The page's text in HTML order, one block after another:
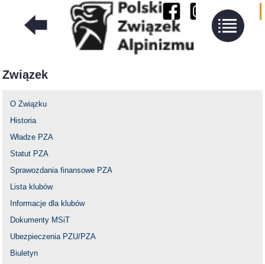
Związek
O Związku
Historia
Władze PZA
Statut PZA
Sprawozdania finansowe PZA
Lista klubów
Informacje dla klubów
Dokumenty MSiT
Ubezpieczenia PZU/PZA
Biuletyn